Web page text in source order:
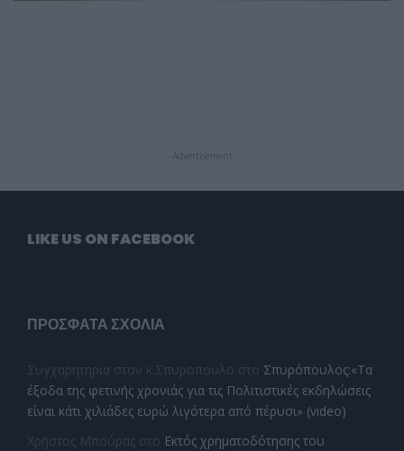
- Advertisement -
LIKE US ON FACEBOOK
ΠΡΌΣΦΑΤΑ ΣΧΌΛΙΑ
Συγχαρητηρια στον κ.Σπυροπουλο στο Σπυρόπουλος:«Τα
έξοδα της φετινής χρονιάς για τις Πολιτιστικές εκδηλώσεις
είναι κάτι χιλιάδες ευρώ λιγότερα από πέρυσι» (video)
Χρήστος Μπούρας στο Εκτός χρηματοδότησης του